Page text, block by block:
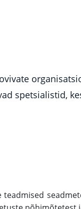
spetsialistid,